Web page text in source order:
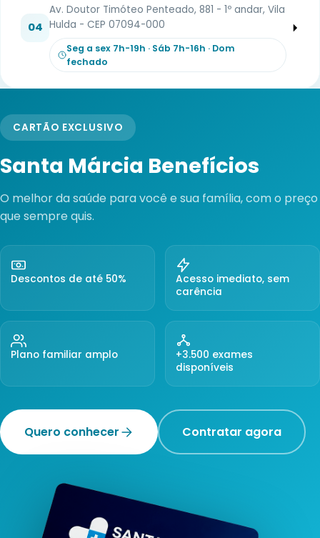
04
Av. Doutor Timóteo Penteado, 881 - 1º andar, Vila
Hulda - CEP 07094-000
Seg a sex 7h-19h · Sáb 7h-16h · Dom
fechado
CARTÃO EXCLUSIVO
Santa Márcia Benefícios
O melhor da saúde para você e sua família, com o preço
que sempre quis.
Descontos de até 50%
Acesso imediato, sem
carência
Plano familiar amplo
+3.500 exames
disponíveis
Quero conhecer Contratar agora